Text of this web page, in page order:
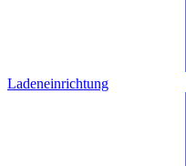
Ladeneinrichtung